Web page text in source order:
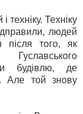
Техніку
людей
після того, як
будівлю, де
Але той знову